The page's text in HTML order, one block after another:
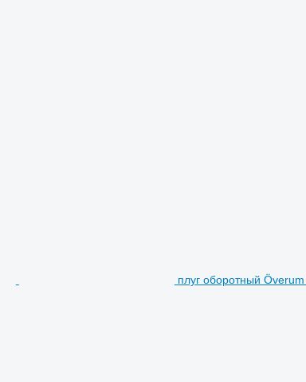
плуг оборотный